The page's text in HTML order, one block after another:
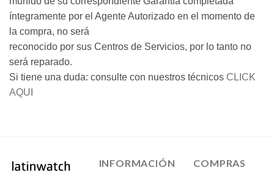
íntegramente por el Agente Autorizado en el momento de
la compra, no será
reconocido por sus Centros de Servicios, por lo tanto no
será reparado.
Si tiene una duda: consulte con nuestros técnicos CLICK
AQUI
INFORMACIÓN COMPRAS